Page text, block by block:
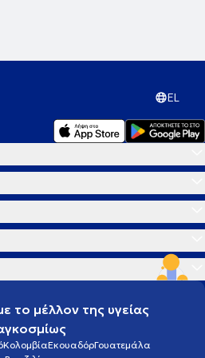
EL
το μέλλον της υγείας
ΚολομβίαΕκουαδόρΓουατεμάλα